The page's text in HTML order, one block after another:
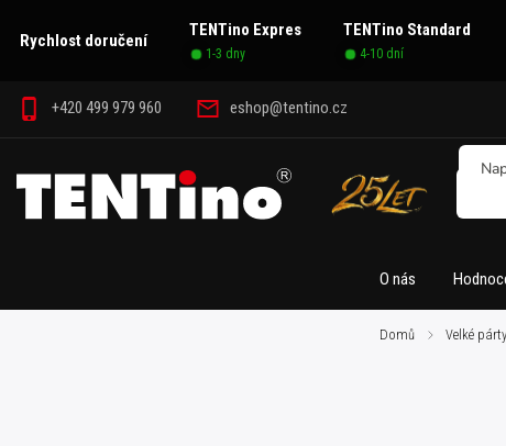
Rychlost doručení
TENTino Expres TENTino Standard
1-3 dny 4-10 dní
+420 499 979 960 eshop@tentino.cz
O nás
Domů / Velké